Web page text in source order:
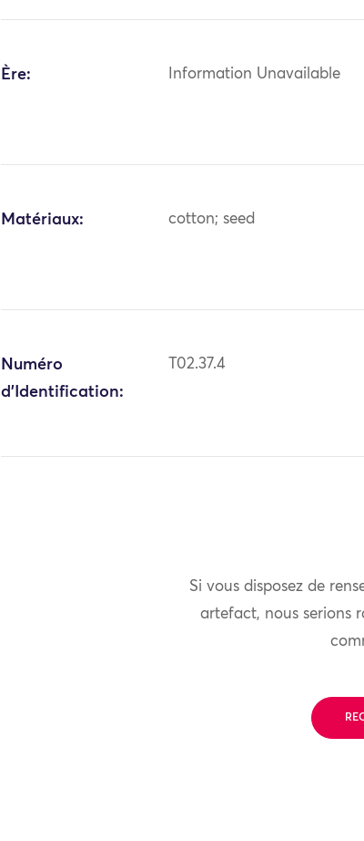
Ère: Information Unavailable
Matériaux: cotton; seed
Numéro
d'Identification:
T02.37.4
Si vous disposez de
artefact, nous serions